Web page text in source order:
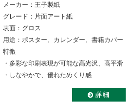
メーカー：王子製紙
グレード：片面アート紙
表面：グロス
用途：ポスター、カレンダー、書籍カバー
特徴
・多彩な印刷表現が可能な高光沢、高平滑
・しなやかで、優れためくり感